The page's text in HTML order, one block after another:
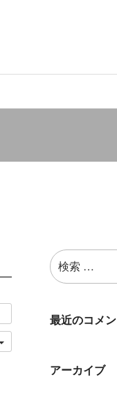
検
索:
最近のコメン
アーカイブ